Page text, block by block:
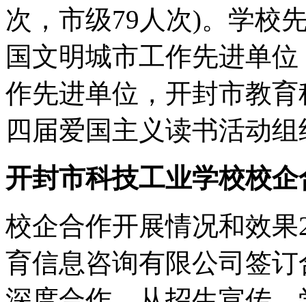
次，市级79人次)。学校
国文明城市工作先进单
作先进单位，开封市教
四届爱国主义读书活动
开封市科技工业学校校企
校企合作开展情况和效
育信息咨询有限公司签